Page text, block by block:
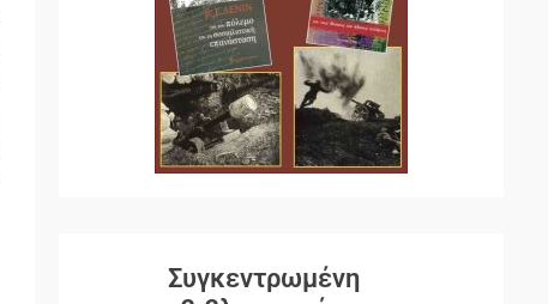
Συγκεντρωμένη